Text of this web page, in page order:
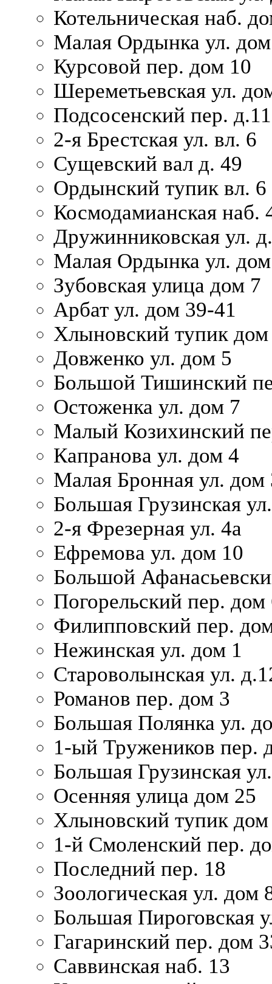
Котельническая наб.
Малая Ордынка ул.
Курсовой пер. дом 10
Шереметьевская ул.
Подсосенский пер. д.11
2-я Брестская ул. вл. 6
Сущевский вал д. 49
Ордынский тупик вл. 6
Космодамианская наб.
Дружинниковская ул.
Малая Ордынка ул.
Зубовская улица дом 7
Арбат ул. дом 39-41
Хлыновский тупик
Довженко ул. дом 5
Большой Тишинский
Остоженка ул. дом 7
Малый Козихинский
Капранова ул. дом 4
Малая Бронная ул. дом
Большая Грузинская
2-я Фрезерная ул. 4а
Ефремова ул. дом 10
Большой
Погорельский пер. дом
Филипповский пер.
Нежинская ул. дом 1
Староволынская ул.
Романов пер. дом 3
Большая Полянка ул.
1-ый Тружеников пер.
Большая Грузинская
Осенняя улица дом 25
Хлыновский тупик
1-й Смоленский пер.
Последний пер. 18
Зоологическая ул. дом
Большая Пироговская
Гагаринский пер. дом
Саввинская наб. 13